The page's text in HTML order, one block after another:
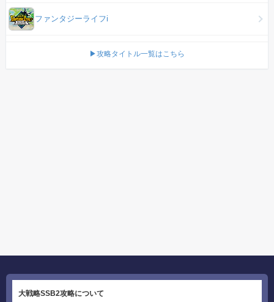
ファンタジーライフi
▶攻略タイトル一覧はこちら
大戦略SSB2攻略について